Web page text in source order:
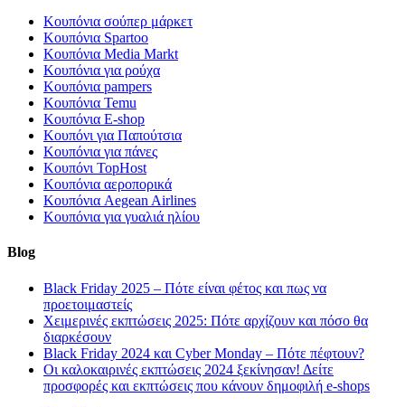
Κουπόνια σούπερ μάρκετ
Κουπόνια Spartoo
Κουπόνια Media Markt
Κουπόνια για ρούχα
Κουπόνια pampers
Κουπόνια Temu
Κουπόνια E-shop
Κουπόνι για Παπούτσια
Κουπόνια για πάνες
Κουπόνι TopHost
Κουπόνια αεροπορικά
Κουπόνια Aegean Airlines
Κουπόνια για γυαλιά ηλίου
Blog
Black Friday 2025 – Πότε είναι φέτος και πως να
προετοιμαστείς
Χειμερινές εκπτώσεις 2025: Πότε αρχίζουν και πόσο θα
διαρκέσουν
Black Friday 2024 και Cyber Monday – Πότε πέφτουν?
Οι καλοκαιρινές εκπτώσεις 2024 ξεκίνησαν! Δείτε
προσφορές και εκπτώσεις που κάνουν δημοφιλή e-shops